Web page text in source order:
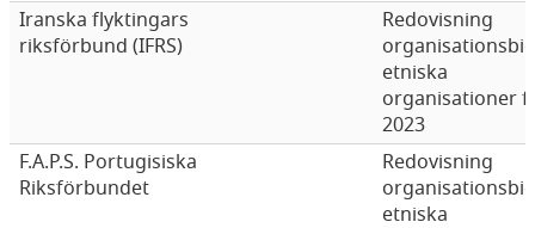
Iranska flyktingars
riksförbund (IFRS)
Redovisning
etniska
organisationer
2023
F.A.P.S. Portugisiska
Riksförbundet
Redovisning
etniska